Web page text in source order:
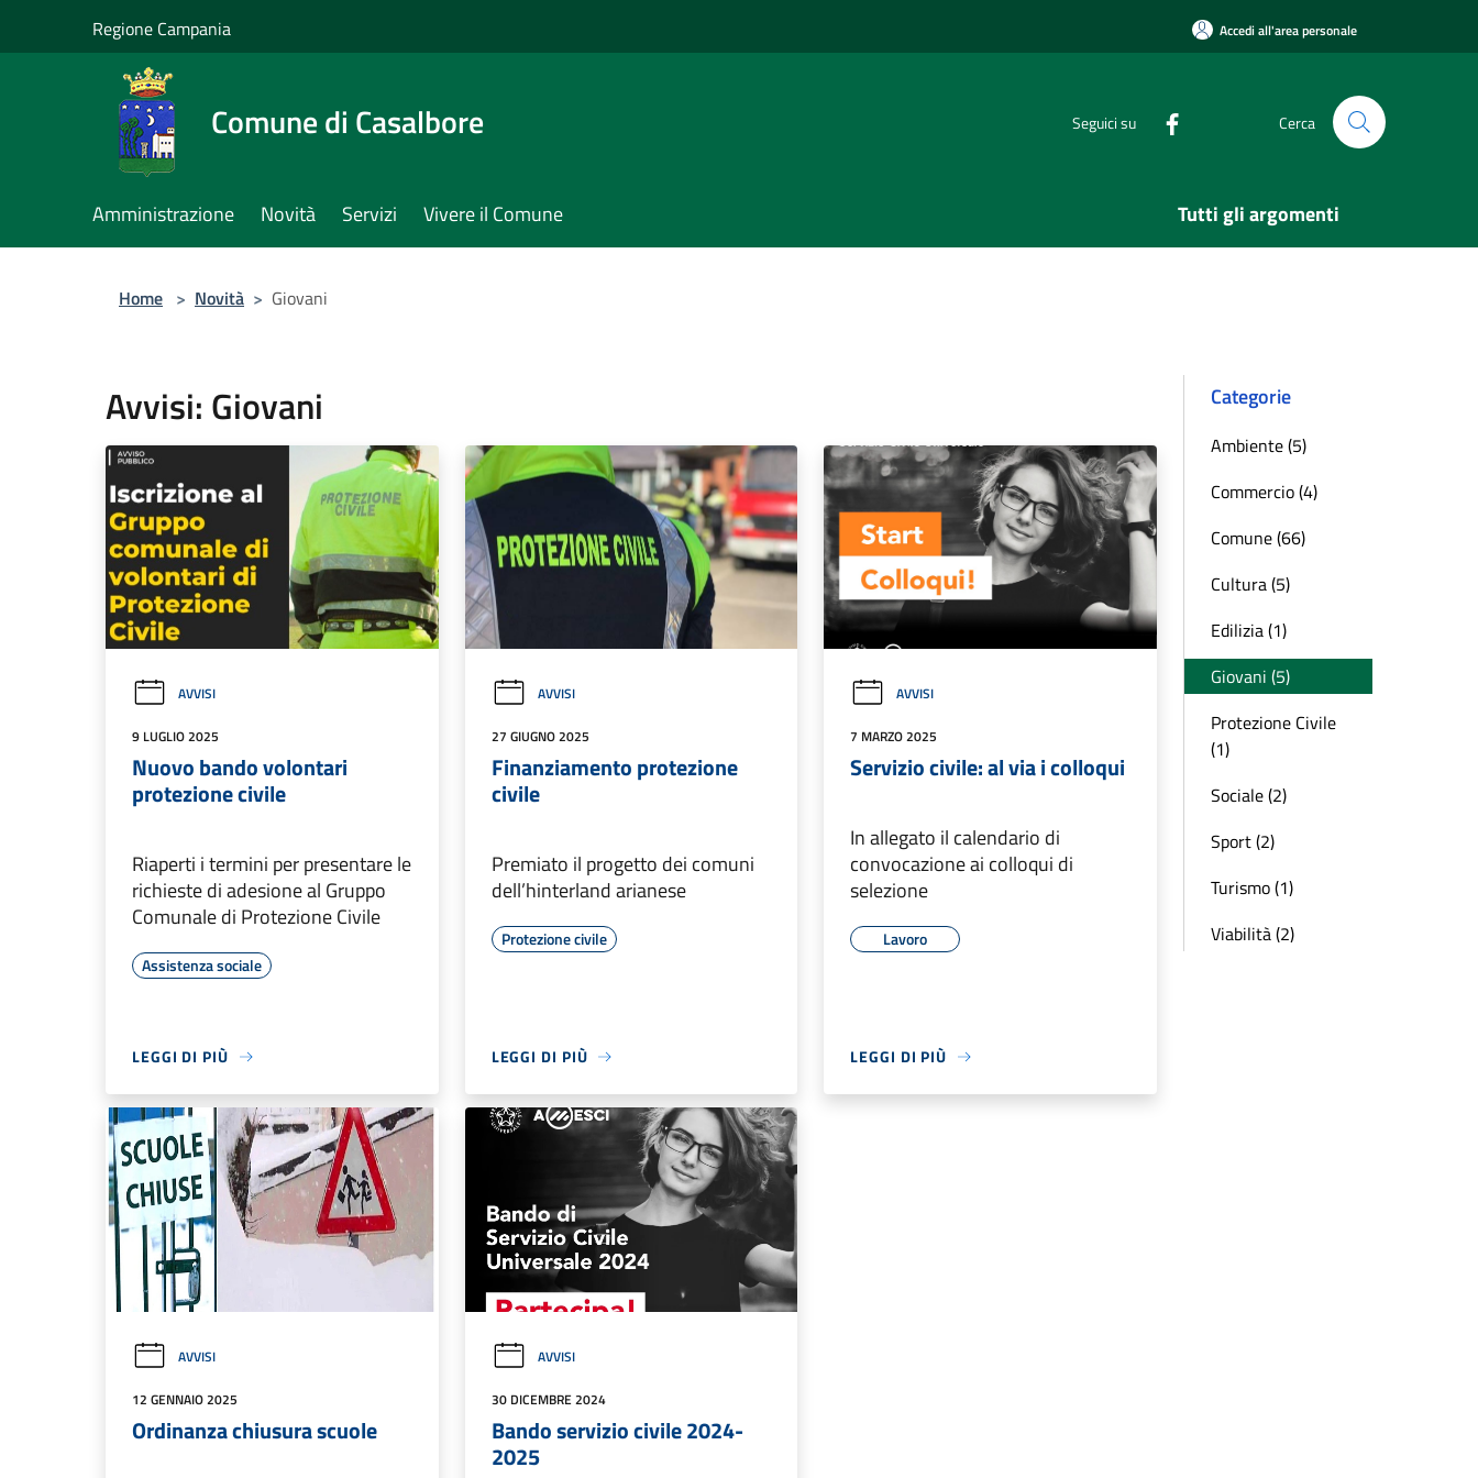
Regione Campania Accedi all'area personale
Comune di Casalbore Seguici su Cerca
Amministrazione Novità Servizi Vivere il Comune Tutti gli argomenti
Home > Novità > Giovani
Avvisi: Giovani
AVVISI
9 LUGLIO 2025
Nuovo bando volontari
protezione civile
Riaperti i termini per presentare le
richieste di adesione al Gruppo
Comunale di Protezione Civile
Assistenza sociale
LEGGI DI PIÙ
AVVISI
27 GIUGNO 2025
Finanziamento protezione
civile
Premiato il progetto dei comuni
dell’hinterland arianese
Protezione civile
LEGGI DI PIÙ
AVVISI
7 MARZO 2025
Servizio civile: al via i colloqui
In allegato il calendario di
convocazione ai colloqui di
selezione
Lavoro
LEGGI DI PIÙ
AVVISI
12 GENNAIO 2025
Ordinanza chiusura scuole
AVVISI
30 DICEMBRE 2024
Bando servizio civile 2024-
2025
Categorie
Ambiente (5)
Commercio (4)
Comune (66)
Cultura (5)
Edilizia (1)
Giovani (5)
Protezione Civile
(1)
Sociale (2)
Sport (2)
Turismo (1)
Viabilità (2)